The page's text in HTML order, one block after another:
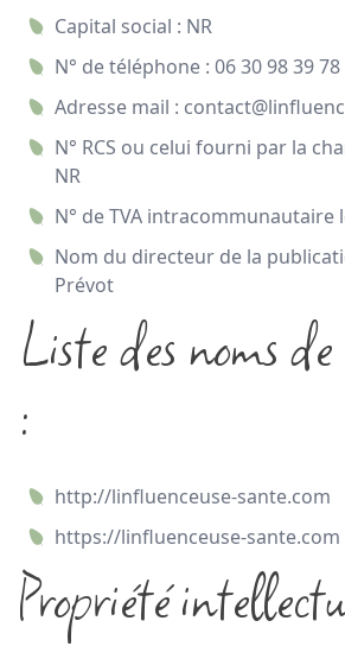
Capital social : NR
N° de téléphone : 06 30 98 39 78
Adresse mail :
N° RCS ou celui fourni par la
NR
N° de TVA intracommunautaire
Nom du directeur de la
Prévot
Liste des noms
:
http://linfluenceuse-sante.com
https://linfluenceuse-sante.com
Propriété